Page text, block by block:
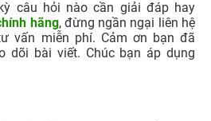
câu hỏi nào cần giải đáp hay
hãng, đừng ngần ngại liên hệ
vấn miễn phí. Cảm ơn bạn đã
dõi bài viết. Chúc bạn áp dụng